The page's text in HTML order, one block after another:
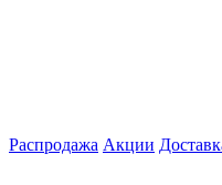
Распродажа Акции